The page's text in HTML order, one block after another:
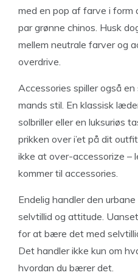
med en pop af farve i form
par grønne chinos. Husk
mellem neutrale farver og
overdrive.
Accessories spiller også
mands stil. En klassisk
solbriller eller en luksuriøs
prikken over i’et på dit
ikke at over-accessorize –
kommer til accessories.
Endelig handler den
selvtillid og attitude.
for at bære det med
Det handler ikke kun om
hvordan du bærer det.